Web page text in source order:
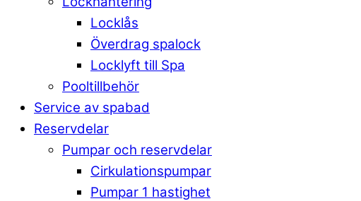
Locklås
Överdrag spalock
Locklyft till Spa
Pooltillbehör
Service av spabad
Reservdelar
Pumpar och reservdelar
Cirkulationspumpar
Pumpar 1 hastighet